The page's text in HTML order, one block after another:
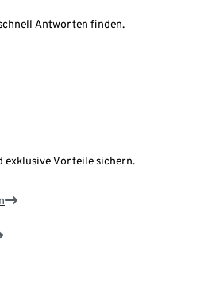
Antworten finden.
exklusive Vorteile sichern.